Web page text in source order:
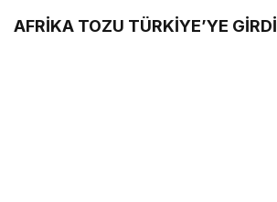
AFRİKA TOZU TÜRKİYE’YE GİRDİ